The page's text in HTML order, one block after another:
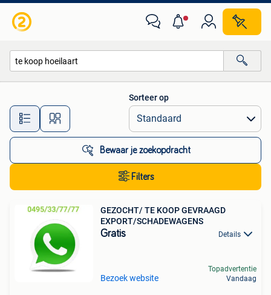
Alle afstanden…
Sorteer op
Bewaar je zoekopdracht
Filters
GEZOCHT/ TE KOOP GEVRAAGD
EXPORT/SCHADEWAGENS
Gratis Details
Bezoek website
Topadvertentie
Vandaag